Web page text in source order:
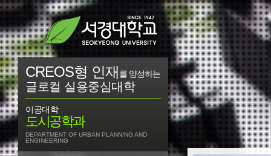
CREOS형 인재 를 양성하는
글로컬 실용중심대학
이공대학
도시공학과
DEPARTMENT OF URBAN PLANNING AND
ENGINEERING